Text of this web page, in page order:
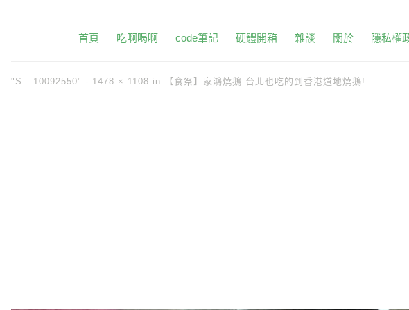
首頁 吃啊喝啊 code筆記 硬體開箱 雜談 關於 隱私權
"S__10092550" - 1478 × 1108 in 【食祭】家鴻燒鵝 台北也吃的到香港道地燒鵝!